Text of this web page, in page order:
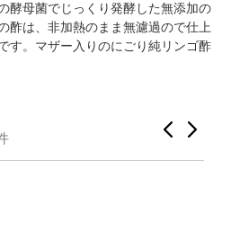
酵母菌でじっくり発酵した無添加の
酢は、非加熱のまま無濾過ので仕上
す。マザー入りのにごり純リンゴ酢